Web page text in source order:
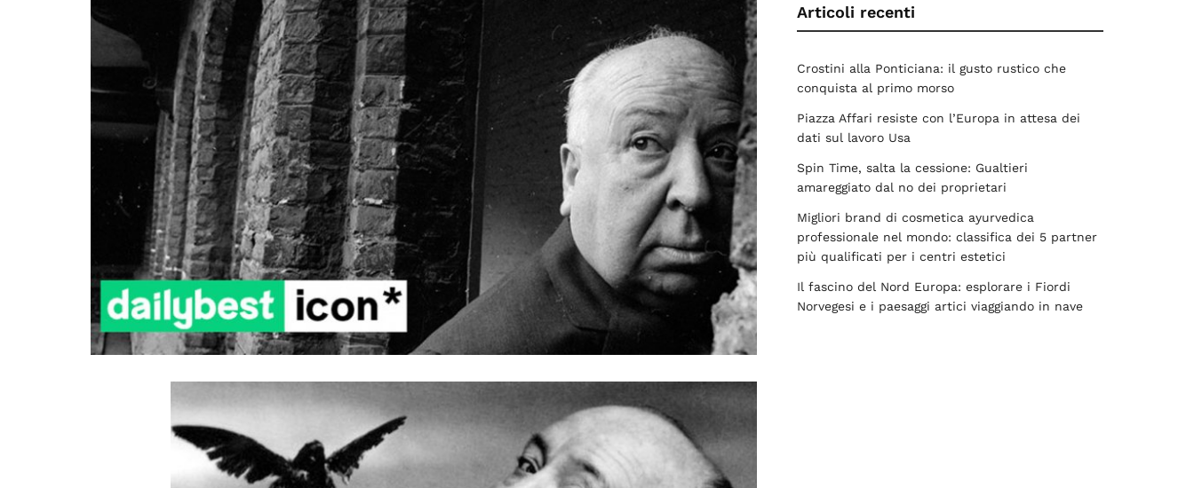
Articoli recenti
Crostini alla Ponticiana: il gusto rustico che
conquista al primo morso
Piazza Affari resiste con l’Europa in attesa dei
dati sul lavoro Usa
Spin Time, salta la cessione: Gualtieri
amareggiato dal no dei proprietari
Migliori brand di cosmetica ayurvedica
professionale nel mondo: classifica dei 5 partner
più qualificati per i centri estetici
Il fascino del Nord Europa: esplorare i Fiordi
Norvegesi e i paesaggi artici viaggiando in nave